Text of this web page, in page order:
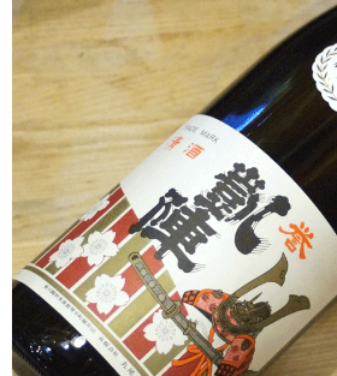
よえもん 川村酒造店（岩手県花巻市
田从･月下の舞 舞鶴酒造（秋田県横手
綿屋 金の井酒造（宮城県栗原市）
大七 大七酒造（福島県二本松市）
宗玄 宗玄酒造（石川県珠洲市）
神亀 神亀酒造（埼玉県蓮田市）
隆・丹沢山 川西屋酒造店（神奈川県
長珍 長珍酒造（愛知県津島市）